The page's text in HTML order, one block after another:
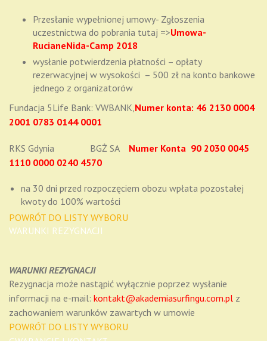
Przesłanie wypełnionej umowy- Zgłoszenia
uczestnictwa do pobrania tutaj =>Umowa-
RucianeNida-Camp 2018
wysłanie potwierdzenia płatności – opłaty
rezerwacyjnej w wysokości – 500 zł na konto bankowe
jednego z organizatorów
Fundacja 5Life Bank: VWBANK, Numer konta: 46 2130 0004
2001 0783 0144 0001
RKS Gdynia BGŻ SA Numer Konta 90 2030 0045
1110 0000 0240 4570
na 30 dni przed rozpoczęciem obozu wpłata pozostałej
kwoty do 100% wartości
POWRÓT DO LISTY WYBORU
WARUNKI REZYGNACJI
WARUNKI REZYGNACJI
Rezygnacja może nastąpić wyłącznie poprzez wysłanie
informacji na e-mail: kontakt@akademiasurfingu.com.pl z
zachowaniem warunków zawartych w umowie
POWRÓT DO LISTY WYBORU